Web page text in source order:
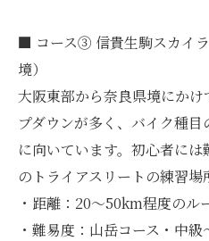
■ コース③ 信貴生駒スカイ
境）
大阪東部から奈良県境にかけ
プダウンが多く、バイク種
に向いています。初心者に
のトライアスリートの練習場
・距離：20〜50km程度のル
・難易度：山岳コース・中